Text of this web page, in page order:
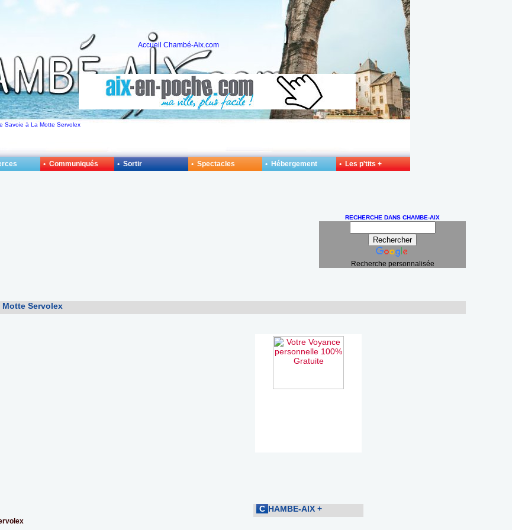
Savoie à La Motte Servolex
Accueil Chambé-Aix.com
RECHERCHE DANS CHAMBE-AIX
Recherche personnalisée
Servolex
C HAMBE-AIX +
• Communiqués • Sortir • Spectacles • Hébergement • Les p'tits +